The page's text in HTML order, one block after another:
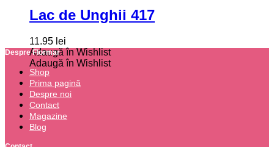
Lac de Unghii 417
11.95 lei
Adaugă în Wishlist
Adaugă în Wishlist
Despre Flormar
Shop
Prima pagină
Despre noi
Contact
Magazine
Blog